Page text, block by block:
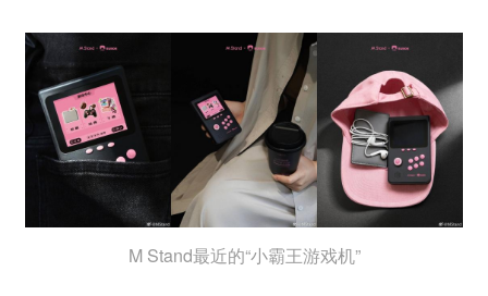
M Stand最近的“小霸王游戏机”